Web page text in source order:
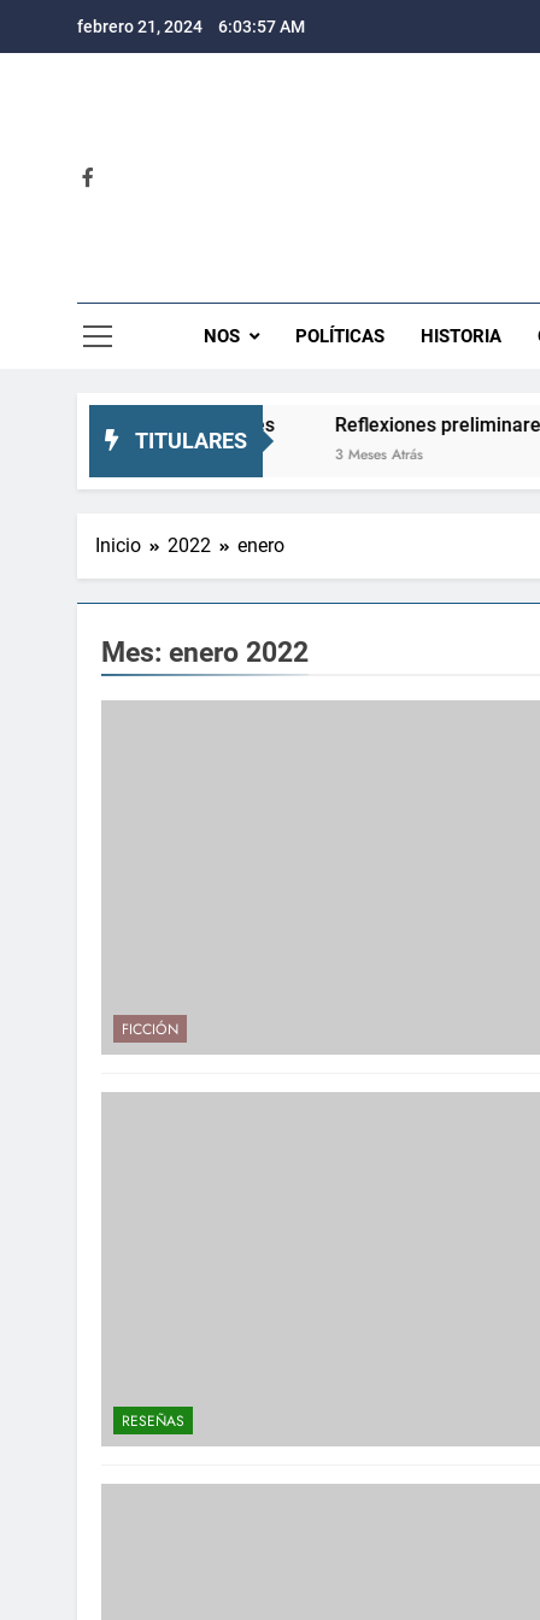
febrero 21, 2024 6:03:58 AM
NOS POLÍTICAS HISTORIA
TITULARES
crecientes Reflexiones preliminares sobre
3 Meses Atrás
Inicio 2022 enero
Mes: enero 2022
FICCIÓN
RESEÑAS